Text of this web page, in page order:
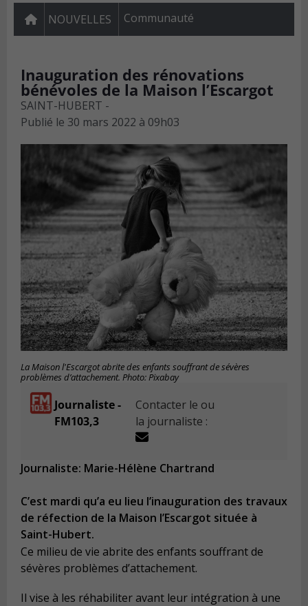
NOUVELLES Communauté
Inauguration des rénovations
bénévoles de la Maison l’Escargot
SAINT-HUBERT -
Publié le 30 mars 2022 à 09h03
La Maison l'Escargot abrite des enfants souffrant de sévères
problèmes d’attachement. Photo: Pixabay
Journaliste -
FM103,3
Contacter le ou
la journaliste :
Journaliste: Marie-Hélène Chartrand
C’est mardi qu’a eu lieu l’inauguration des travaux
de réfection de la Maison l’Escargot située à
Saint-Hubert.
Ce milieu de vie abrite des enfants souffrant de
sévères problèmes d’attachement.
Il vise à les réhabiliter avant leur intégration à une